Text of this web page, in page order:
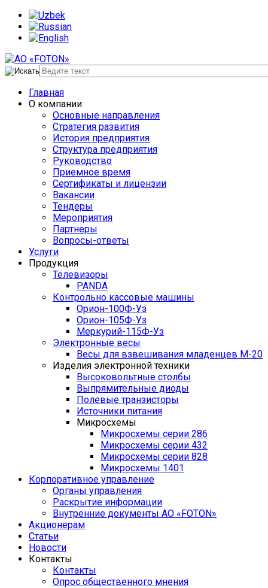
Главная
О компании
Основные направления
Стратегия развития
История предприятия
Структура предприятия
Руководство
Приемное время
Сертификаты и лицензии
Вакансии
Тендеры
Мероприятия
Партнеры
Вопросы-ответы
Услуги
Продукция
Телевизоры
PANDA
Контрольно кассовые машины
Орион-100Ф-Уз
Орион-105Ф-Уз
Меркурий-115Ф-Уз
Электронные весы
Весы для взвешивания младенцев М-20
Изделия электронной техники
Высоковольтные столбы
Выпрямительные диоды
Полевые транзисторы
Источники питания
Микросхемы
Микросхемы серии 286
Микросхемы серии 432
Микросхемы серии 828
Микросхемы 1401
Корпоративное управление
Органы управления
Раскрытие информации
Внутренние документы АО «FOTON»
Акционерам
Статьи
Новости
Контакты
Контакты
Опрос общественного мнения